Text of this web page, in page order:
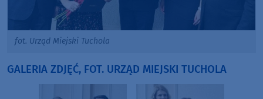
fot. Urząd Miejski Tuchola
GALERIA ZDJĘĆ, FOT. URZĄD MIEJSKI TUCHOLA